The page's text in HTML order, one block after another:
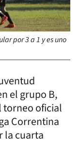
por 3 a 1 y es uno
el grupo B,
torneo oficial
Correntina
la cuarta